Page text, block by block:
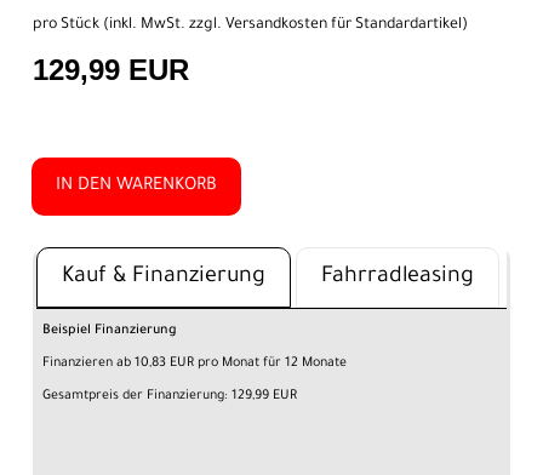
pro Stück (inkl. MwSt. zzgl. Versandkosten für Standardartikel)
129,99 EUR
IN DEN WARENKORB
Kauf & Finanzierung Fahrradleasing
Beispiel Finanzierung
Finanzieren ab 10,83 EUR pro Monat für 12 Monate
Gesamtpreis der Finanzierung: 129,99 EUR